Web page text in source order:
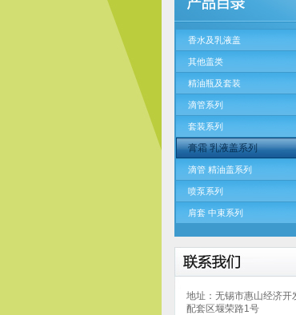
香水及乳液盖
其他盖类
精油瓶及套装
滴管系列
套装系列
膏霜 乳液盖系列
滴管 精油盖系列
喷泵系列
肩套 中束系列
地址：无锡市惠山经济开
配套区堰荣路1号